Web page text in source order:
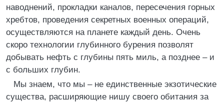
наводнений, прокладки каналов, пересечения горных
хребтов, проведения секретных военных операций,
осуществляются на планете каждый день. Очень
скоро технологии глубинного бурения позволят
добывать нефть с глубины пять миль, а позднее – и
с больших глубин.
Мы знаем, что мы – не единственные экзотические
существа, расширяющие нишу своего обитания за